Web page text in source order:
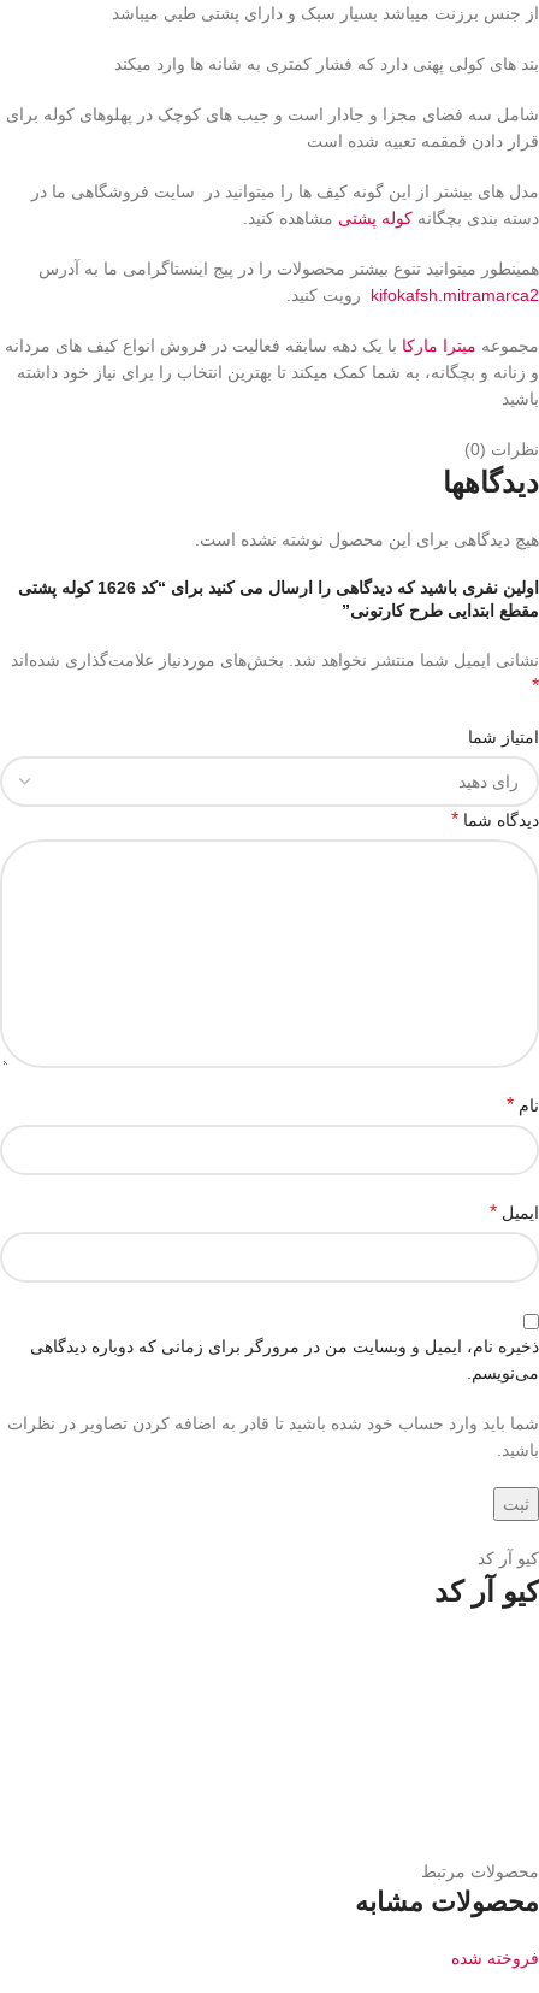
از جنس برزنت میباشد بسیار سبک و دارای پشتی طبی میباشد
بند های کولی پهنی دارد که فشار کمتری به شانه ها وارد میکند
شامل سه فضای مجزا و جادار است و جیب های کوچک در پهلوهای کوله برای
قرار دادن قمقمه تعبیه شده است
مدل های بیشتر از این گونه کیف ها را میتوانید در سایت فروشگاهی ما در
دسته بندی بچگانه کوله پشتی مشاهده کنید.
همینطور میتوانید تنوع بیشتر محصولات را در پیج اینستاگرامی ما به آدرس
kifokafsh.mitramarca2 رویت کنید.
مجموعه میترا مارکا با یک دهه سابقه فعالیت در فروش انواع کیف های مردانه
و زنانه و بچگانه، به شما کمک میکند تا بهترین انتخاب را برای نیاز خود داشته
باشید
نظرات (0)
دیدگاهها
هیچ دیدگاهی برای این محصول نوشته نشده است.
اولین نفری باشید که دیدگاهی را ارسال می کنید برای “کد 1626 کوله پشتی
مقطع ابتدایی طرح کارتونی”
نشانی ایمیل شما منتشر نخواهد شد. بخش‌های موردنیاز علامت‌گذاری شده‌اند
*
امتیاز شما
دیدگاه شما *
نام *
ایمیل *
ذخیره نام، ایمیل و وبسایت من در مرورگر برای زمانی که دوباره دیدگاهی
می‌نویسم.
شما باید وارد حساب خود شده باشید تا قادر به اضافه کردن تصاویر در نظرات
باشید.
کیو آر کد
کیو آر کد
محصولات مرتبط
محصولات مشابه
فروخته شده